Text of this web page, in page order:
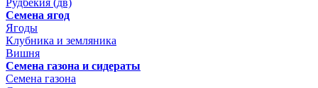
Рудбекия (дв)
Семена ягод
Ягоды
Клубника и земляника
Вишня
Семена газона и сидераты
Семена газона